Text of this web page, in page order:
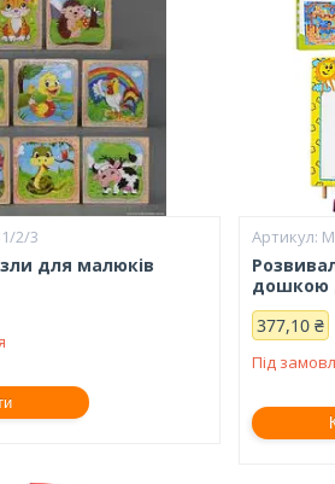
2/3
для малюків
дошкою
377,10 ₴
Під